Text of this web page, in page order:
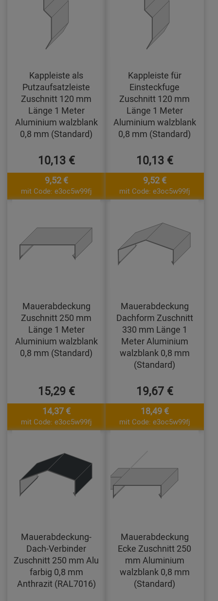
Kappleiste als
Putzaufsatzleiste
Zuschnitt 120 mm
Länge 1 Meter
Aluminium walzblank
0,8 mm (Standard)
10,13 €
9,52 €
mit Code: e3oc5w99fj
Kappleiste für
Einsteckfuge
Zuschnitt 120 mm
Länge 1 Meter
Aluminium walzblank
0,8 mm (Standard)
10,13 €
9,52 €
mit Code: e3oc5w99fj
Mauerabdeckung
Zuschnitt 250 mm
Länge 1 Meter
Aluminium walzblank
0,8 mm (Standard)
15,29 €
14,37 €
mit Code: e3oc5w99fj
Mauerabdeckung
Dachform Zuschnitt
330 mm Länge 1
Meter Aluminium
walzblank 0,8 mm
(Standard)
19,67 €
18,49 €
mit Code: e3oc5w99fj
Mauerabdeckung-
Dach-Verbinder
Zuschnitt 250 mm Alu
farbig 0,8 mm
Anthrazit (RAL7016)
Mauerabdeckung
Ecke Zuschnitt 250
mm Aluminium
walzblank 0,8 mm
(Standard)